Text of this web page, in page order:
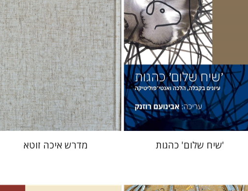
הנחת אתר ספר מודפס
$46
$41
'שיח שלום' כהגות
הנחת אתר ספר מודפס
$46
$41
מדרש איכה זוטא